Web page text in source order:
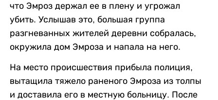
что Эмроз держал ее в плену и угрожал
убить. Услышав это, большая группа
разгневанных жителей деревни собралась,
окружила дом Эмроза и напала на него.
На место происшествия прибыла полиция,
вытащила тяжело раненого Эмроза из толпы
и доставила его в местную больницу. После